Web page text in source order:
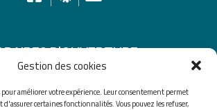
Gestion des cookies
pour améliorer votre expérience. Leur consentement permet
certaines fonctionnalités. Vous pouvez les refuser,
D’OUVERTURE
de 8h30 à 12h30 et de 13h30 à
le samedi de 10h00 à 12h00